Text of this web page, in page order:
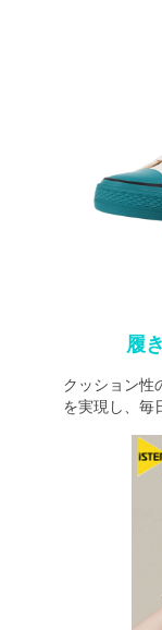
履
クッション性
を実現し、毎